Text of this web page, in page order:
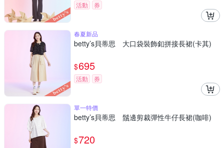
活動 券
春夏新品
betty’s貝蒂思 大口袋裝飾釦拼接長裙(卡其)
$695
活動 券
單一特價
betty’s貝蒂思 鬚邊剪裁彈性牛仔長裙(咖啡)
$720